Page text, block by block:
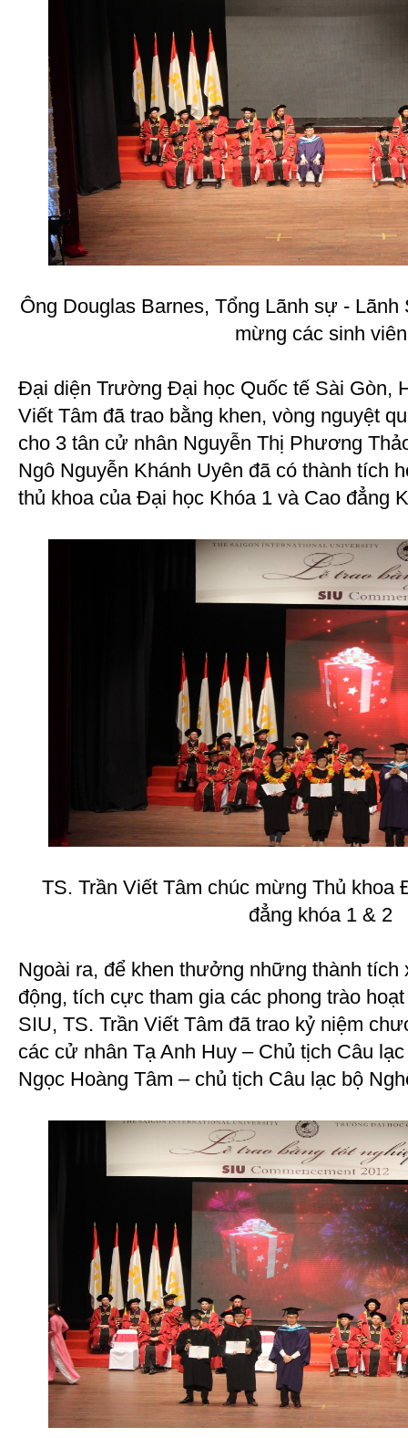
Ông Douglas Barnes, Tổng Lãnh sự -
mừng các sinh viên
Đại diện Trường Đại học Quốc tế Sài Gòn,
Viết Tâm đã trao bằng khen, vòng nguyệt
cho 3 tân cử nhân Nguyễn Thị Phương
Ngô Nguyễn Khánh Uyên đã có thành tích
thủ khoa của Đại học Khóa 1 và Cao đẳng
TS. Trần Viết Tâm chúc mừng Thủ khoa
đẳng khóa 1 & 2
Ngoài ra, để khen thưởng những thành tích
động, tích cực tham gia các phong trào
SIU, TS. Trần Viết Tâm đã trao kỷ niệm
các cử nhân Tạ Anh Huy – Chủ tịch Câu
Ngọc Hoàng Tâm – chủ tịch Câu lạc bộ